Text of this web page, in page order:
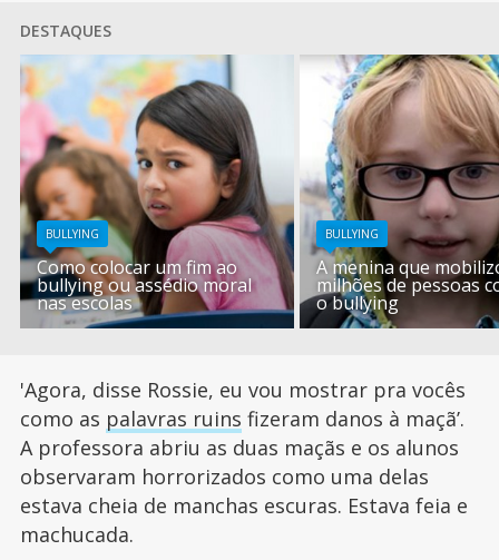
DESTAQUES
BULLYING
Como colocar um fim ao
bullying ou assédio moral
nas escolas
BULLYING
A menina que
milhões de pessoas
o bullying
'Agora, disse Rossie, eu vou mostrar pra vocês
como as palavras ruins fizeram danos à maçã’.
A professora abriu as duas maçãs e os alunos
observaram horrorizados como uma delas
estava cheia de manchas escuras. Estava feia e
machucada.